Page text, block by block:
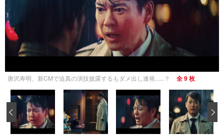
唐沢寿明、新CMで迫真の演技披露するもダメ出し連発......？ 全 9 枚
‹